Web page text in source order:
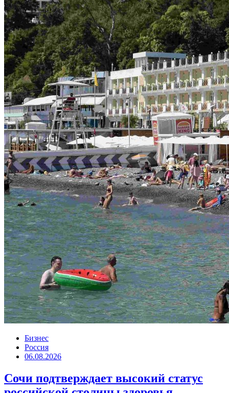
Бизнес
Россия
06.08.2026
Сочи подтверждает высокий статус